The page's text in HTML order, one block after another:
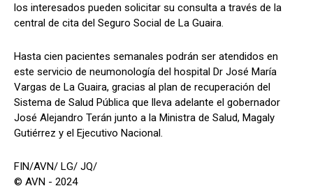
los interesados pueden solicitar su consulta a través de la
central de cita del Seguro Social de La Guaira.
Hasta cien pacientes semanales podrán ser atendidos en
este servicio de neumonología del hospital Dr José María
Vargas de La Guaira, gracias al plan de recuperación del
Sistema de Salud Pública que lleva adelante el gobernador
José Alejandro Terán junto a la Ministra de Salud, Magaly
Gutiérrez y el Ejecutivo Nacional.
FIN/AVN/ LG/ JQ/
© AVN - 2024